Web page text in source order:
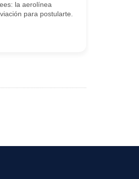
la aerolínea
para postularte.